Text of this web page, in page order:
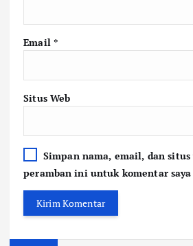
Email *
Situs Web
Simpan nama, email, dan situs
peramban ini untuk komentar